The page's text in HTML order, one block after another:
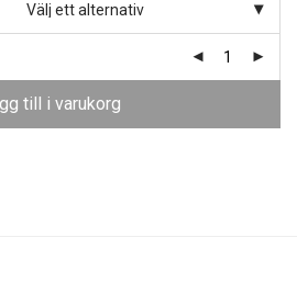
till i varukorg